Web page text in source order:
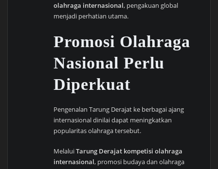
olahraga internasional, pengakuan global
menjadi perhatian utama.
Promosi Olahraga
Nasional Perlu
Diperkuat
Pengenalan Tarung Derajat ke berbagai ajang
internasional dinilai dapat meningkatkan
popularitas olahraga tersebut.
MelaluiTarung Derajat kompetisi olahraga
internasional, promosi budaya dan olahraga